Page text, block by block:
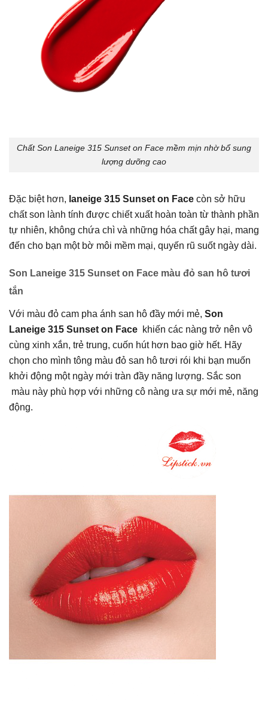
Chất Son Laneige 315 Sunset on Face mềm mịn nhờ bổ sung
lượng dưỡng cao
Đặc biệt hơn, laneige 315 Sunset on Face còn sở hữu
chất son lành tính được chiết xuất hoàn toàn từ thành phần
tự nhiên, không chứa chì và những hóa chất gây hại, mang
đến cho bạn một bờ môi mềm mại, quyến rũ suốt ngày dài.
Son Laneige 315 Sunset on Face màu đỏ san hô tươi
tắn
Với màu đỏ cam pha ánh san hô đầy mới mẻ, Son
Laneige 315 Sunset on Face khiến các nàng trở nên vô
cùng xinh xắn, trẻ trung, cuốn hút hơn bao giờ hết. Hãy
chọn cho mình tông màu đỏ san hô tươi rói khi bạn muốn
khởi động một ngày mới tràn đầy năng lượng. Sắc son
màu này phù hợp với những cô nàng ưa sự mới mẻ, năng
động.